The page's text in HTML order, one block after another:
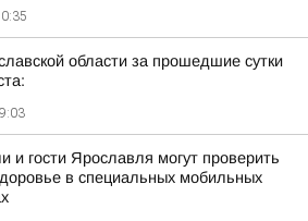
области за прошедшие сутки
и гости Ярославля могут проверить
в специальных мобильных